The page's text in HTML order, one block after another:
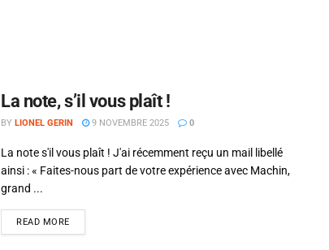
La note, s’il vous plaît !
BY LIONEL GERIN 9 NOVEMBRE 2025 0
La note s'il vous plaît ! J'ai récemment reçu un mail libellé
ainsi : « Faites-nous part de votre expérience avec Machin,
grand ...
READ MORE